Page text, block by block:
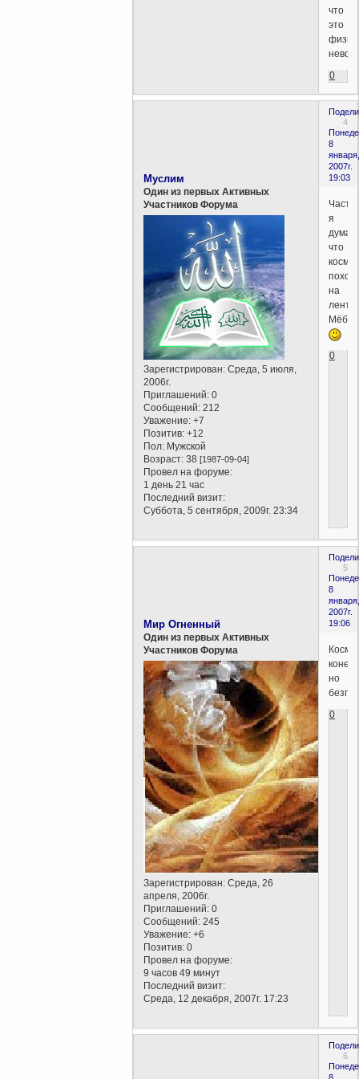
что
это
0
4
8
января,
2007г.
19:03
Муслим
Один из первых Активных
Участников Форума
Зарегистрирован: Среда, 5 июля,
2006г.
Приглашений: 0
Сообщений: 212
Уважение: +7
Позитив: +12
Пол: Мужской
Возраст: 38[1987-09-04]
Провел на форуме:
1 день 21 час
Последний визит:
Суббота, 5 сентября, 2009г. 23:34
я
что
космос
похож
на
ленту
0
5
8
января,
2007г.
19:06
Мир Огненный
Один из первых Активных
Участников Форума
Зарегистрирован: Среда, 26
апреля, 2006г.
Приглашений: 0
Сообщений: 245
Уважение: +6
Позитив: 0
Провел на форуме:
9 часов 49 минут
Последний визит:
Среда, 12 декабря, 2007г. 17:23
но
0
6